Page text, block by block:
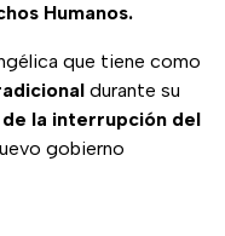
Humanos.
que tiene como
durante su
la interrupción del
gobierno